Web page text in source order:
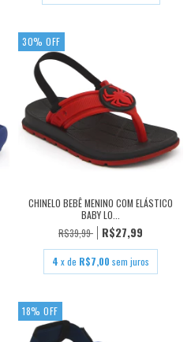
30% OFF
CHINELO BEBÊ MENINO COM ELÁSTICO
BABY LO...
R$39,99
R$27,99
4 x de R$7,00 sem juros
18% OFF